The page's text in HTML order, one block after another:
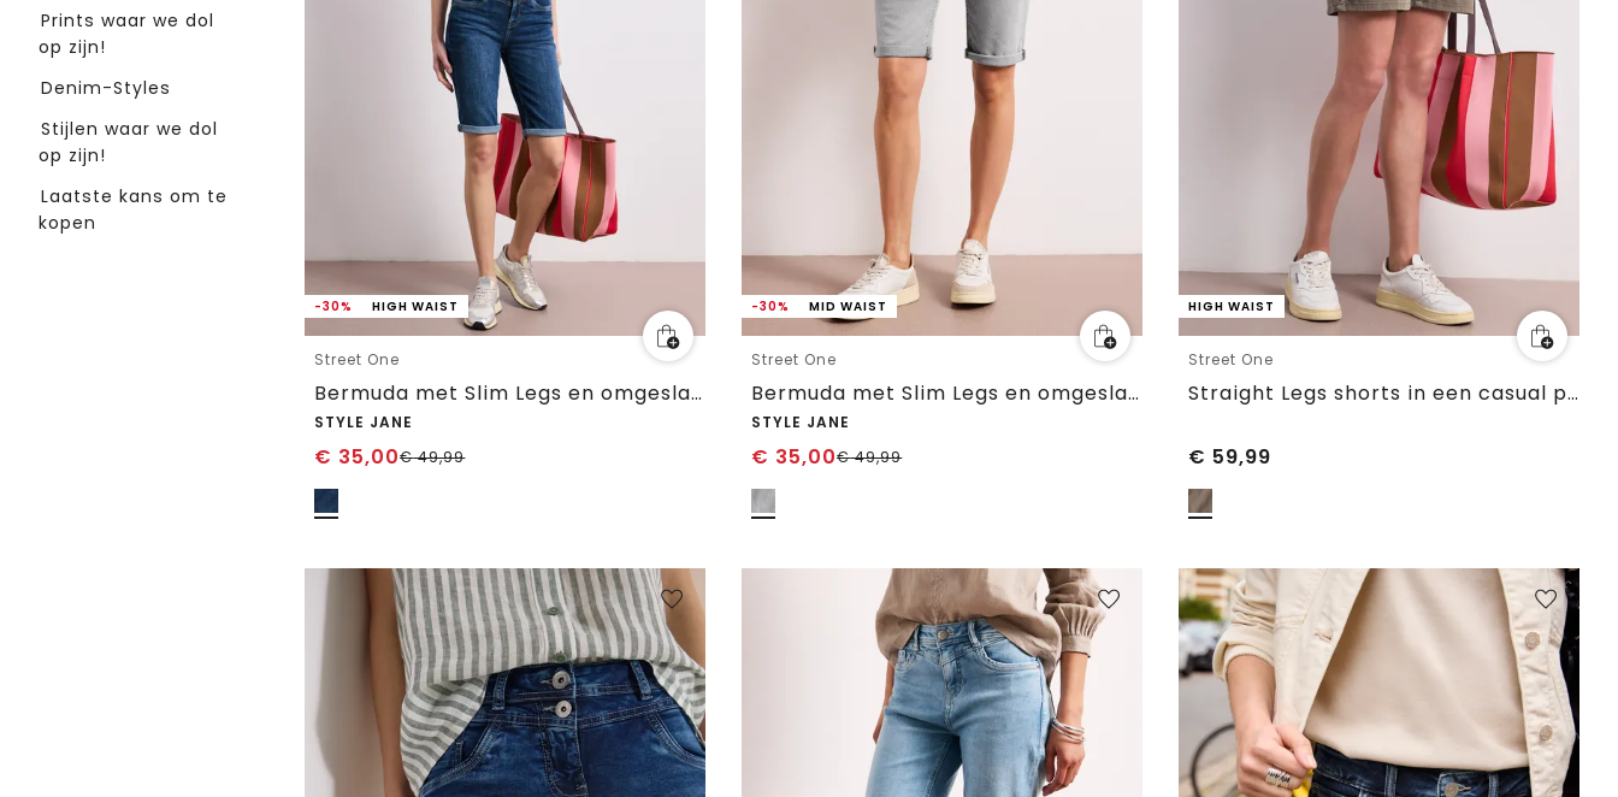
Prints waar we dol
op zijn!
Denim-Styles
Stijlen waar we dol
op zijn!
Laatste kans om te
kopen
-30% HIGH WAIST
Street One
Bermuda met Slim Legs en omgeslagen detail
STYLE JANE
€ 35,00€49,99
-30% MID WAIST
Street One
Bermuda met Slim Legs en omgeslagen detail
STYLE JANE
€ 35,00€49,99
HIGH WAIST
Street One
Straight Legs shorts in een casual pasvorm
€ 59,99